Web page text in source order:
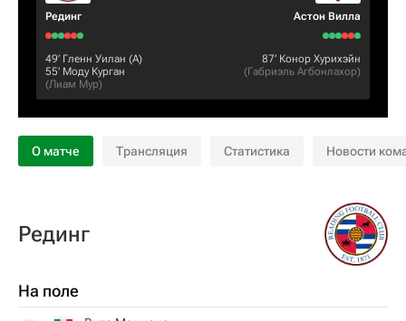
Рединг Астон Вилла
49‎’‎ Гленн Уилан (А)
55‎’‎ Моду Курган
(Лиам Мур)
87‎’‎ Конор Хурихэйн
(Габриэль Агбонлахор)
О матче Трансляция Статистика Новости
Рединг
На поле